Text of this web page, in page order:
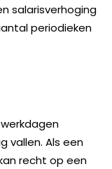
salarisverhoging
periodieken
vallen. Als een
recht op een